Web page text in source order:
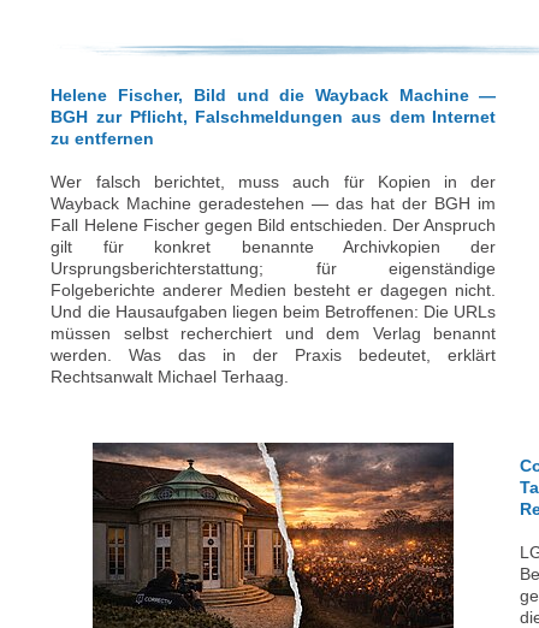
Helene Fischer, Bild und die Wayback Machine —
BGH zur Pflicht, Falschmeldungen aus dem Internet
zu entfernen
Wer falsch berichtet, muss auch für Kopien in der
Wayback Machine geradestehen — das hat der BGH im
Fall Helene Fischer gegen Bild entschieden. Der Anspruch
gilt für konkret benannte Archivkopien der
Ursprungsberichterstattung; für eigenständige
Folgeberichte anderer Medien besteht er dagegen nicht.
Und die Hausaufgaben liegen beim Betroffenen: Die URLs
müssen selbst recherchiert und dem Verlag benannt
werden. Was das in der Praxis bedeutet, erklärt
Rechtsanwalt Michael Terhaag.